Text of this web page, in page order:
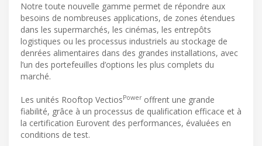
Notre toute nouvelle gamme permet de répondre aux
besoins de nombreuses applications, de zones étendues
dans les supermarchés, les cinémas, les entrepôts
logistiques ou les processus industriels au stockage de
denrées alimentaires dans des grandes installations, avec
l’un des portefeuilles d’options les plus complets du
marché.
Les unités Rooftop VectiosPoweroffrent une grande
fiabilité, grâce à un processus de qualification efficace et à
la certification Eurovent des performances, évaluées en
conditions de test.